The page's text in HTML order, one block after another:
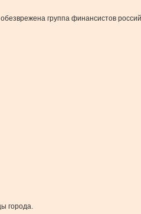
группа финансистов
города.